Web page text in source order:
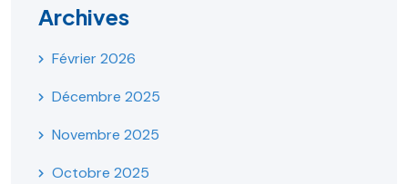
Archives
Février 2026
Décembre 2025
Novembre 2025
Octobre 2025